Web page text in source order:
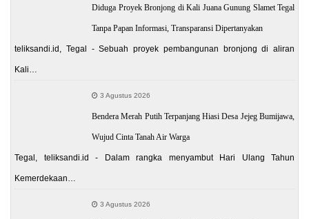
Diduga Proyek Bronjong di Kali Juana Gunung Slamet Tegal
Tanpa Papan Informasi, Transparansi Dipertanyakan
teliksandi.id, Tegal - Sebuah proyek pembangunan bronjong di aliran
Kali…
3 Agustus 2026
Bendera Merah Putih Terpanjang Hiasi Desa Jejeg Bumijawa,
Wujud Cinta Tanah Air Warga
Tegal, teliksandi.id - Dalam rangka menyambut Hari Ulang Tahun
Kemerdekaan…
3 Agustus 2026